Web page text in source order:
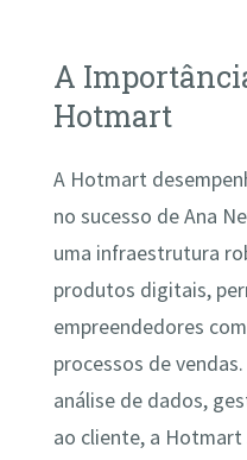
A
Hotmart
A Hotmart
no sucesso de Ana
uma infraestrutura
produtos digitais,
empreendedores
processos de
análise de dados,
ao cliente, a